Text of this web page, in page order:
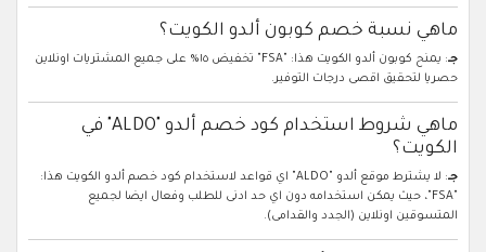
ماهي نسبة خصم كوبون ألدو الكويت؟
جـ
: يمنح كوبون ألدو الكويت هذا: "FSA" تخفيض ١٥% على جميع المشتريات اونلاين
حصريا لتحقيق اقصى درجات التوفير.
ماهي شروط استخدام كود خصم ألدو "ALDO" في
الكويت؟
جـ
: لا يشترط موقع ألدو "ALDO" اي قواعد لاستخدام كود خصم ألدو الكويت هذا:
"FSA"، حيث يمكن استخدامه دون اي حد ادنى للطلب وفعال ايضا لجميع
المتسوقين اونلاين (الجدد والقدامى).